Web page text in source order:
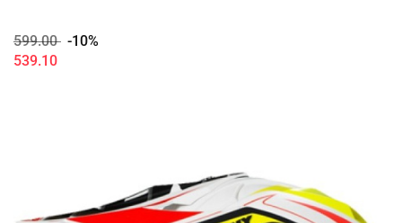
599.00 -10%
539.10